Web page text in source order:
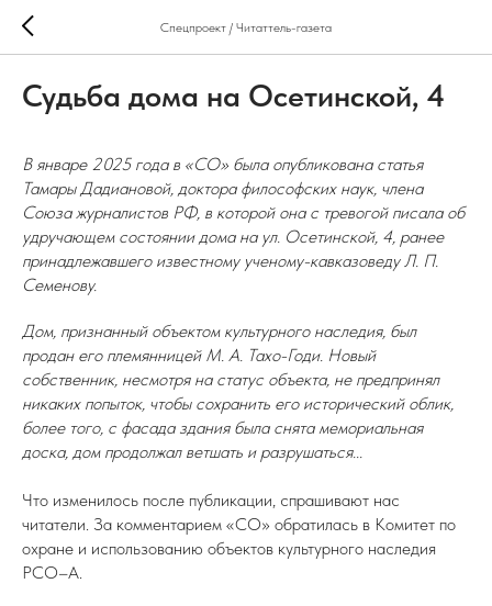
Спецпроект / Читаттель-газета
Судьба дома на Осетинской, 4
В январе 2025 года в «СО» была опубликована статья
Тамары Дадиановой, доктора философских наук, члена
Союза журналистов РФ, в которой она с тревогой писала об
удручающем состоянии дома на ул. Осетинской, 4, ранее
принадлежавшего известному ученому-кавказоведу Л. П.
Семенову.
Дом, признанный объектом культурного наследия, был
продан его племянницей М. А. Тахо-Годи. Новый
собственник, несмотря на статус объекта, не предпринял
никаких попыток, чтобы сохранить его исторический облик,
более того, с фасада здания была снята мемориальная
доска, дом продолжал ветшать и разрушаться...
Что изменилось после публикации, спрашивают нас
читатели. За комментарием «СО» обратилась в Комитет по
охране и использованию объектов культурного наследия
РСО–А.